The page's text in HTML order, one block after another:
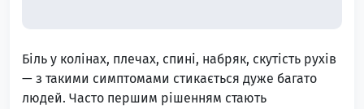
Біль у колінах, плечах, спині, набряк, скутість рухів
— з такими симптомами стикається дуже багато
людей. Часто першим рішенням стають